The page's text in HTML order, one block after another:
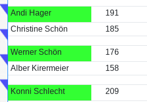
Andi Hager 191
Christine Schön
185
Werner Schön 176
Alber Kirermeier
158
Konni Schlecht 209